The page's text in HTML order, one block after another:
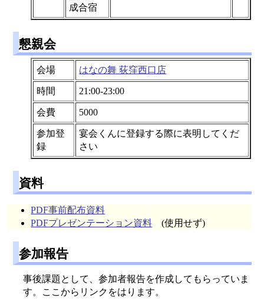
成合宿
懇親会
会場 はなの舞 荻窪西口店
時間 21:00-23:00
会費 5000
参加登
録
宴会くんに登録する際に表明してくだ
さい
資料
PDF事前配布資料
PDFプレゼンテーション資料 (使用せず)
参加報告
事後課題として、参加者報告を作成してもらっていま
す。ここからリンクをはります。